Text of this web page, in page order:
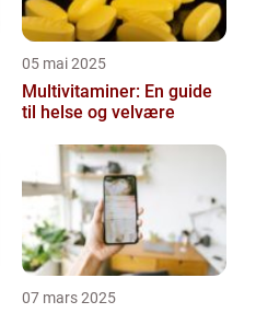
05 mai 2025
Multivitaminer: En guide
til helse og velvære
07 mars 2025